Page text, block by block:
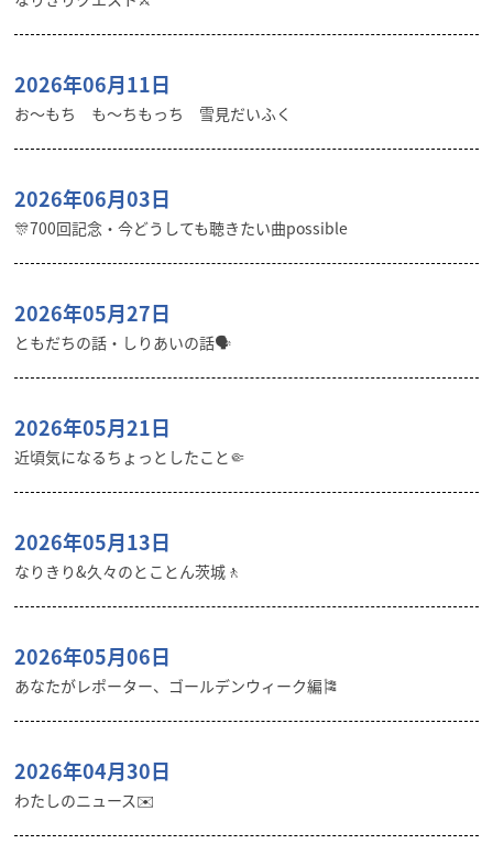
2026年06月11日
お〜もち も〜ちもっち 雪見だいふく
2026年06月03日
🎊700回記念・今どうしても聴きたい曲possible
2026年05月27日
ともだちの話・しりあいの話🗣️
2026年05月21日
近頃気になるちょっとしたこと🤏
2026年05月13日
なりきり&久々のとことん茨城🚶
2026年05月06日
あなたがレポーター、ゴールデンウィーク編🎏
2026年04月30日
わたしのニュース✉️